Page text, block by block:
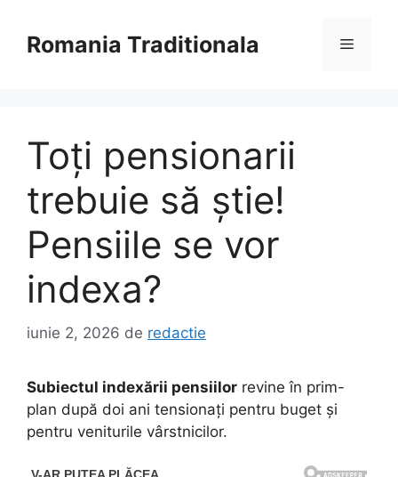
conținutRomania Traditionala Meniu
Toți pensionarii
trebuie să știe!
Pensiile se vor
indexa?
iunie 2, 2026 de redactie
Subiectul indexării pensiilor revine în prim-
plan după doi ani tensionați pentru buget și
pentru veniturile vârstnicilor.